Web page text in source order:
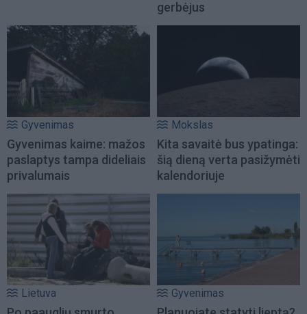
gerbėjus
Gyvenimas
Gyvenimas kaime: mažos
paslaptys tampa dideliais
privalumais
Mokslas
Kita savaitė bus ypatinga:
šią dieną verta pasižymėti
kalendoriuje
Lietuva Gyvenimas